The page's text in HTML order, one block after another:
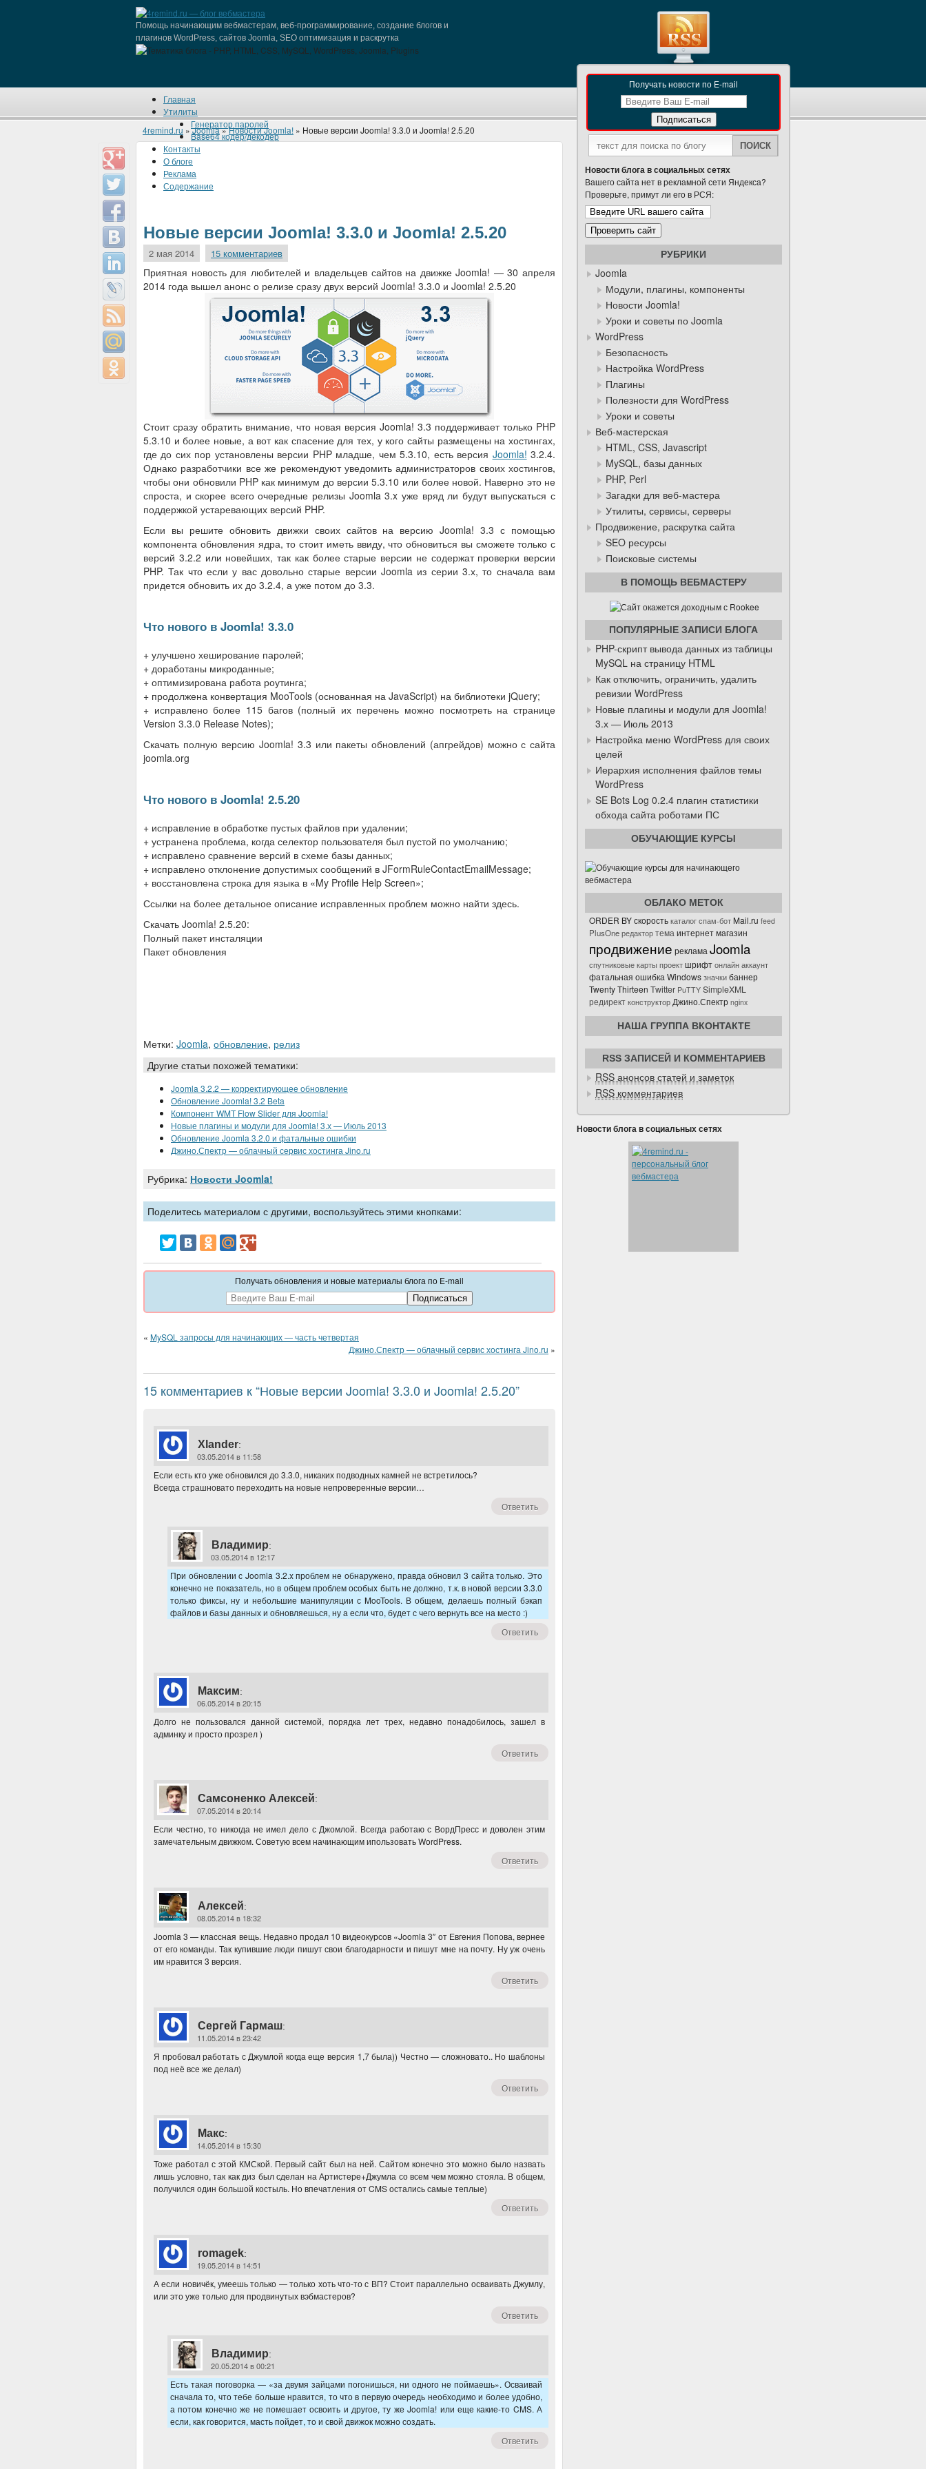
Помощь начинающим вебмастерам, веб-программирование, создание блогов и
плагинов WordPress, сайтов Joomla, SEO оптимизация и раскрутка
Главная
Утилиты
Генератор паролей
Base64 кодер/декодер
Контакты
О блоге
Реклама
Содержание
4remind.ru »Joomla»Новости Joomla! » Новые версии Joomla! 3.3.0 и Joomla! 2.5.20
Новые версии Joomla! 3.3.0 и Joomla! 2.5.20
2 мая 2014 15 комментариев
Приятная новость для любителей и владельцев сайтов на движке Joomla! — 30 апреля
2014 года вышел анонс о релизе сразу двух версий Joomla! 3.3.0 и Joomla! 2.5.20
Стоит сразу обратить внимание, что новая версия Joomla! 3.3 поддерживает только PHP
5.3.10 и более новые, а вот как спасение для тех, у кого сайты размещены на хостингах,
где до сих пор установлены версии PHP младше, чем 5.3.10, есть версия Joomla! 3.2.4.
Однако разработчики все же рекомендуют уведомить администраторов своих хостингов,
чтобы они обновили PHP как минимум до версии 5.3.10 или более новой. Наверно это не
спроста, и скорее всего очередные релизы Joomla 3.x уже вряд ли будут выпускаться с
поддержкой устаревающих версий PHP.
Если вы решите обновить движки своих сайтов на версию Joomla! 3.3 с помощью
компонента обновления ядра, то стоит иметь ввиду, что обновиться вы сможете только с
версий 3.2.2 или новейших, так как более старые версии не содержат проверки версии
PHP. Так что если у вас довольно старые версии Joomla из серии 3.х, то сначала вам
придется обновить их до 3.2.4, а уже потом до 3.3.
Что нового в Joomla! 3.3.0
+ улучшено хеширование паролей;
+ доработаны микроданные;
+ оптимизирована работа роутинга;
+ продолжена конвертация MooTools (основанная на JavaScript) на библиотеки jQuery;
+ исправлено более 115 багов (полный их перечень можно посмотреть на странице
Version 3.3.0 Release Notes);
Скачать полную версию Joomla! 3.3 или пакеты обновлений (апгрейдов) можно с сайта
joomla.org
Что нового в Joomla! 2.5.20
+ исправление в обработке пустых файлов при удалении;
+ устранена проблема, когда селектор пользователя был пустой по умолчанию;
+ исправлено сравнение версий в схеме базы данных;
+ исправлено отклонение допустимых сообщений в JFormRuleContactEmailMessage;
+ восстановлена строка для языка в «My Profile Help Screen»;
Ссылки на более детальное описание исправленных проблем можно найти здесь.
Скачать Joomla! 2.5.20:
Полный пакет инсталяции
Пакет обновления
Метки: Joomla, обновление, релиз
Другие статьи похожей тематики:
Joomla 3.2.2 — корректирующее обновление
Обновление Joomla! 3.2 Beta
Компонент WMT Flow Slider для Joomla!
Новые плагины и модули для Joomla! 3.х — Июль 2013
Обновление Joomla 3.2.0 и фатальные ошибки
Джино.Спектр — облачный сервис хостинга Jino.ru
Рубрика: Новости Joomla!
Поделитесь материалом с другими, воспользуйтесь этими кнопками:
Получать обновления и новые материалы блога по E-mail
« MySQL запросы для начинающих — часть четвертая
Джино.Спектр — облачный сервис хостинга Jino.ru »
15 комментариев к “Новые версии Joomla! 3.3.0 и Joomla! 2.5.20”
Xlander:
03.05.2014 в 11:58
Если есть кто уже обновился до 3.3.0, никаких подводных камней не встретилось?
Всегда страшновато переходить на новые непроверенные версии…
Ответить
Владимир:
03.05.2014 в 12:17
При обновлении с Joomla 3.2.x проблем не обнаружено, правда обновил 3 сайта только. Это
конечно не показатель, но в общем проблем особых быть не должно, т.к. в новой версии 3.3.0
только фиксы, ну и небольшие манипуляции с MooTools. В общем, делаешь полный бэкап
файлов и базы данных и обновляешься, ну а если что, будет с чего вернуть все на место :)
Ответить
Максим:
06.05.2014 в 20:15
Долго не пользовался данной системой, порядка лет трех, недавно понадобилось, зашел в
админку и просто прозрел )
Ответить
Самсоненко Алексей:
07.05.2014 в 20:14
Если честно, то никогда не имел дело с Джомлой. Всегда работаю с ВордПресс и доволен этим
замечательным движком. Советую всем начинающим ипользовать WordPress.
Ответить
Алексей:
08.05.2014 в 18:32
Joomla 3 — классная вещь. Недавно продал 10 видеокурсов «Joomla 3″ от Евгения Попова, вернее
от его команды. Так купившие люди пишут свои благодарности и пишут мне на почту. Ну уж очень
им нравится 3 версия.
Ответить
Сергей Гармаш:
11.05.2014 в 23:42
Я пробовал работать с Джумлой когда еще версия 1,7 была)) Честно — сложновато.. Но шаблоны
под неё все же делал)
Ответить
Макс:
14.05.2014 в 15:30
Тоже работал с этой КМСкой. Первый сайт был на ней. Сайтом конечно это можно было назвать
лишь условно, так как диз был сделан на Артистере+Джумла со всем чем можно стояла. В общем,
получился один большой костыль. Но впечатления от CMS остались самые теплые)
Ответить
romagek:
19.05.2014 в 14:51
А если новичёк, умеешь только — только хоть что-то с ВП? Стоит параллельно осваивать Джумлу,
или это уже только для продвинутых вэбмастеров?
Ответить
Владимир:
20.05.2014 в 00:21
Есть такая поговорка — «за двумя зайцами погонишься, ни одного не поймаешь». Осваивай
сначала то, что тебе больше нравится, то что в первую очередь необходимо и более удобно,
а потом конечно же не помешает освоить и другое, ту же Joomla! или еще какие-то CMS. А
если, как говорится, масть пойдет, то и свой движок можно создать.
Ответить
Получать новости по E-mail
Новости блога в социальных сетях
Вашего сайта нет в рекламной сети Яндекса?
Проверьте, примут ли его в РСЯ:
РУБРИКИ
Joomla
Модули, плагины, компоненты
Новости Joomla!
Уроки и советы по Joomla
WordPress
Безопасность
Настройка WordPress
Плагины
Полезности для WordPress
Уроки и советы
Веб-мастерская
HTML, CSS, Javascript
MySQL, базы данных
PHP, Perl
Загадки для веб-мастера
Утилиты, сервисы, серверы
Продвижение, раскрутка сайта
SEO ресурсы
Поисковые системы
В ПОМОЩЬ ВЕБМАСТЕРУ
ПОПУЛЯРНЫЕ ЗАПИСИ БЛОГА
PHP-скрипт вывода данных из таблицы
MySQL на страницу HTML
Как отключить, ограничить, удалить
ревизии WordPress
Новые плагины и модули для Joomla!
3.х — Июль 2013
Настройка меню WordPress для своих
целей
Иерархия исполнения файлов темы
WordPress
SE Bots Log 0.2.4 плагин статистики
обхода сайта роботами ПС
ОБУЧАЮЩИЕ КУРСЫ
ОБЛАКО МЕТОК
ORDER BY скорость каталог спам-бот Mail.ru feed
PlusOne редактор тема интернет магазин
продвижение реклама Joomla
спутниковые карты проект шрифт онлайн аккаунт
фатальная ошибка Windows значки баннер
Twenty Thirteen Twitter PuTTY SimpleXML
редирект конструктор Джино.Спектр nginx
НАША ГРУППА ВКОНТАКТЕ
RSS ЗАПИСЕЙ И КОММЕНТАРИЕВ
RSS анонсов статей и заметок
RSS комментариев
Новости блога в социальных сетях